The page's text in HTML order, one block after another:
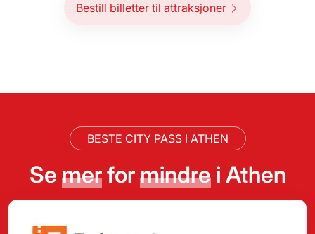
Bestill billetter til attraksjoner
BESTE CITY PASS I ATHEN
Se merformindrei Athen